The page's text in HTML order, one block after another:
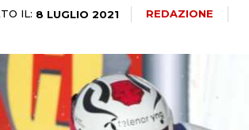
IL: 8 LUGLIO 2021 REDAZIONE